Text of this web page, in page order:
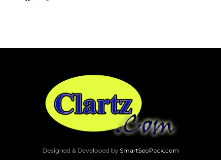
Designed & Developed by SmartSeoPack.com